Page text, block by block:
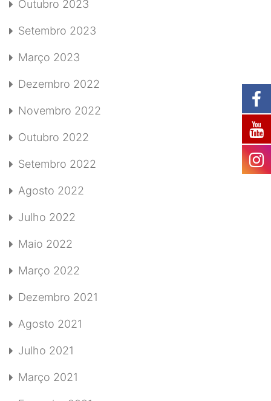
Outubro 2023
Setembro 2023
Março 2023
Dezembro 2022
Novembro 2022
Outubro 2022
Setembro 2022
Agosto 2022
Julho 2022
Maio 2022
Março 2022
Dezembro 2021
Agosto 2021
Julho 2021
Março 2021